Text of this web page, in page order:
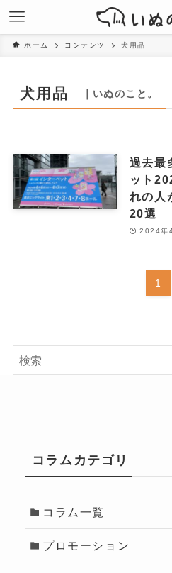
ホーム コンテンツ 犬用品
犬用品 ｜いぬのこと。
過去最
ット
れの人
20選
2024年
1
コラムカテゴリ
コラム一覧
プロモーション